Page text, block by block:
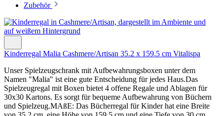
Zubehör
Kinderregal Malia Cashmere/Artisan 35.2 x 159.5 cm Vitalispa
Unser Spielzeugschrank mit Aufbewahrungsboxen unter dem
Namen "Malia" ist eine gute Entscheidung für jedes Haus.Das
Spielzeugregal mit Boxen bietet 4 offene Regale und Ablagen für
30x30 Kartons. Es sorgt für bequeme Aufbewahrung von Büchern
und Spielzeug.MAßE: Das Bücherregal für Kinder hat eine Breite